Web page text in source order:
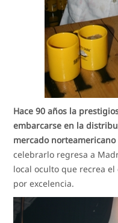
Hace 90 años la
embarcarse en la
mercado
celebrarlo regresa a
local oculto que recrea
por excelencia.